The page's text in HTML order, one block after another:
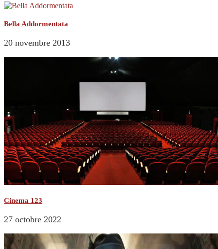
Bella Addormentata
20 novembre 2013
Cinema 123
27 octobre 2022